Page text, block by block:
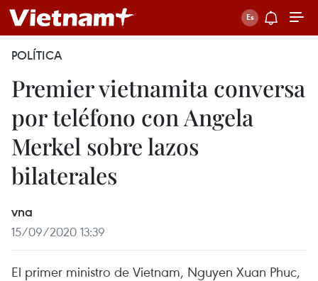
POLÍTICA
Premier vietnamita conversa
por teléfono con Angela
Merkel sobre lazos
bilaterales
vna
15/09/2020 13:39
El primer ministro de Vietnam, Nguyen Xuan Phuc,